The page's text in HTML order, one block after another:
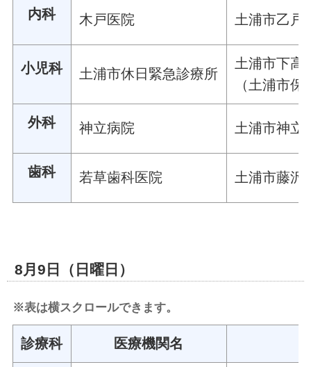
内科 木戸医院 土浦市乙戸
小児科 土浦市休日緊急診療所
土浦市下高
（土浦市
外科 神立病院 土浦市神立
歯科 若草歯科医院 土浦市藤沢
8月9日（日曜日）
※表は横スクロールできます。
診療科 医療機関名